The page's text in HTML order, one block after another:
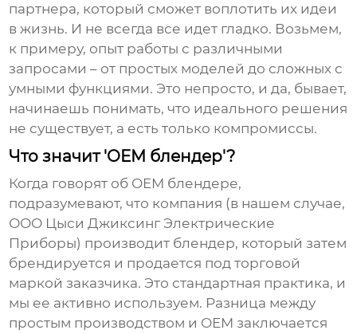
партнера, который сможет воплотить их идеи
в жизнь. И не всегда все идет гладко. Возьмем,
к примеру, опыт работы с различными
запросами – от простых моделей до сложных с
умными функциями. Это непросто, и да, бывает,
начинаешь понимать, что идеального решения
не существует, а есть только компромиссы.
Что значит 'OEM блендер'?
Когда говорят об OEM блендере,
подразумевают, что компания (в нашем случае,
ООО Цыси Джиксинг Электрические
Приборы) производит блендер, который затем
брендируется и продается под торговой
маркой заказчика. Это стандартная практика, и
мы ее активно используем. Разница между
простым производством и OEM заключается